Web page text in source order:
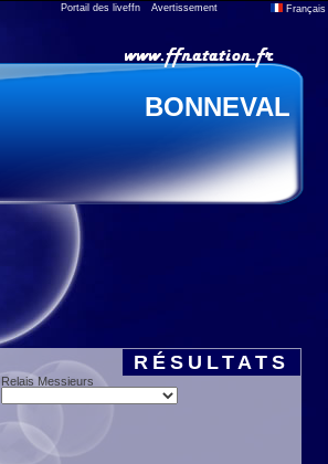
Portail des liveffn Avertissement Français
BONNEVAL
RÉSULTATS
Relais Messieurs